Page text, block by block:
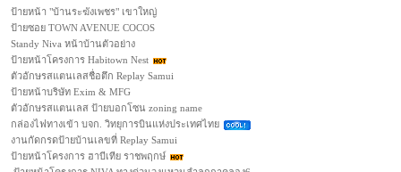
ป้ายหน้า "บ้านระฆังเพชร" เขาใหญ่
ป้ายซอย TOWN AVENUE COCOS
Standy Niva หน้าบ้านตัวอย่าง
ป้ายหน้าโครงการ Habitown Nest
ตัวอักษรสแตนเลสชื่อตึก Replay Samui
ป้ายหน้าบริษัท Exim & MFG
ตัวอักษรสแตนเลส ป้ายบอกโซน zoning name
กล่องไฟทางเข้า บจก. วิทยุการบินแห่งประเทศไทย
งานกัดกรดป้ายบ้านเลขที่ Replay Samui
ป้ายหน้าโครงการ ฮาบีเทีย ราชพฤกษ์